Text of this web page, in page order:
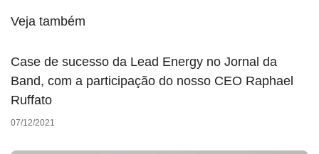
Veja também
Case de sucesso da Lead Energy no Jornal da
Band, com a participação do nosso CEO Raphael
Ruffato
07/12/2021